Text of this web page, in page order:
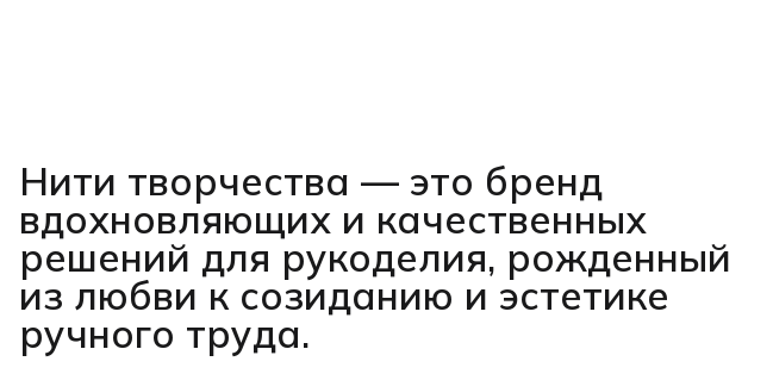
Нити творчества — это бренд
вдохновляющих и качественных
решений для рукоделия, рожденный
из любви к созиданию и эстетике
ручного труда.